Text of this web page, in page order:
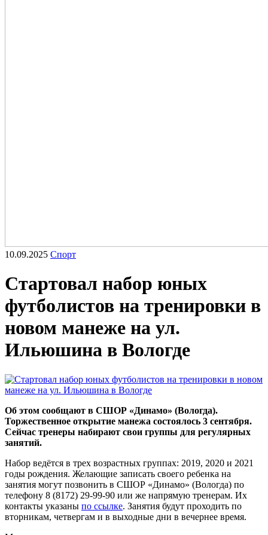
10.09.2025 Спорт
Стартовал набор юных
футболистов на тренировки в
новом манеже на ул.
Ильюшина в Вологде
Об этом сообщают в СШОР «Динамо» (Вологда).
Торжественное открытие манежа состоялось 3 сентября.
Сейчас тренеры набирают свои группы для регулярных
занятий.
Набор ведётся в трех возрастных группах: 2019, 2020 и 2021
годы рождения. Желающие записать своего ребенка на
занятия могут позвонить в СШОР «Динамо» (Вологда) по
телефону 8 (8172) 29-99-90 или же напрямую тренерам. Их
контакты указаны по ссылке. Занятия будут проходить по
вторникам, четвергам и в выходные дни в вечернее время.